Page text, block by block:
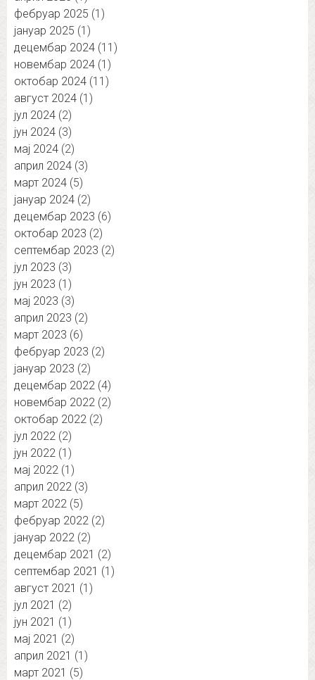
фебруар 2025 (1)
јануар 2025 (1)
децембар 2024 (11)
новембар 2024 (1)
октобар 2024 (11)
август 2024 (1)
јул 2024 (2)
јун 2024 (3)
мај 2024 (2)
април 2024 (3)
март 2024 (5)
јануар 2024 (2)
децембар 2023 (6)
октобар 2023 (2)
септембар 2023 (2)
јул 2023 (3)
јун 2023 (1)
мај 2023 (3)
април 2023 (2)
март 2023 (6)
фебруар 2023 (2)
јануар 2023 (2)
децембар 2022 (4)
новембар 2022 (2)
октобар 2022 (2)
јул 2022 (2)
јун 2022 (1)
мај 2022 (1)
април 2022 (3)
март 2022 (5)
фебруар 2022 (2)
јануар 2022 (2)
децембар 2021 (2)
септембар 2021 (1)
август 2021 (1)
јул 2021 (2)
јун 2021 (1)
мај 2021 (2)
април 2021 (1)
март 2021 (5)